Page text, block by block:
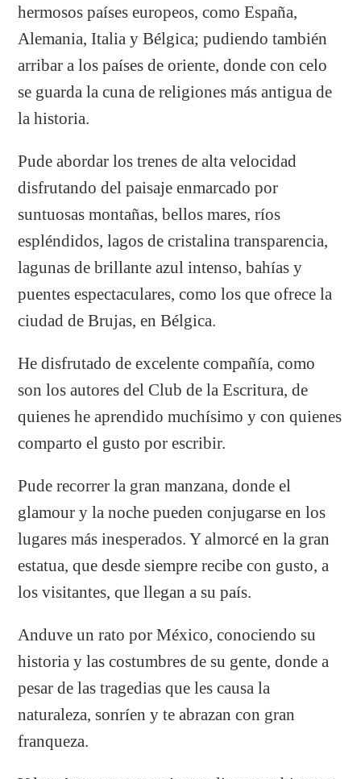
hermosos países europeos, como España,
Alemania, Italia y Bélgica; pudiendo también
arribar a los países de oriente, donde con celo
se guarda la cuna de religiones más antigua de
la historia.
Pude abordar los trenes de alta velocidad
disfrutando del paisaje enmarcado por
suntuosas montañas, bellos mares, ríos
espléndidos, lagos de cristalina transparencia,
lagunas de brillante azul intenso, bahías y
puentes espectaculares, como los que ofrece la
ciudad de Brujas, en Bélgica.
He disfrutado de excelente compañía, como
son los autores del Club de la Escritura, de
quienes he aprendido muchísimo y con quienes
comparto el gusto por escribir.
Pude recorrer la gran manzana, donde el
glamour y la noche pueden conjugarse en los
lugares más inesperados. Y almorcé en la gran
estatua, que desde siempre recibe con gusto, a
los visitantes, que llegan a su país.
Anduve un rato por México, conociendo su
historia y las costumbres de su gente, donde a
pesar de las tragedias que les causa la
naturaleza, sonríen y te abrazan con gran
franqueza.